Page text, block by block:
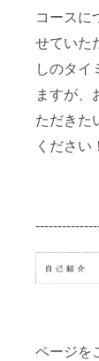
コースに
せていた
しのタイ
ますが、
ただきた
ください！
ページを